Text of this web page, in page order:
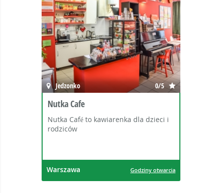
Jedzonko 0/5
Nutka Cafe
Nutka Café to kawiarenka dla dzieci i
rodziców
Warszawa Godziny otwarcia